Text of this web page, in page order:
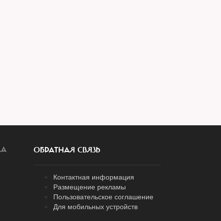
ОБРАТНАЯ СВЯЗЬ
Контактная информация
Размещение рекламы
Пользовательское соглашение
Для мобильных устройств